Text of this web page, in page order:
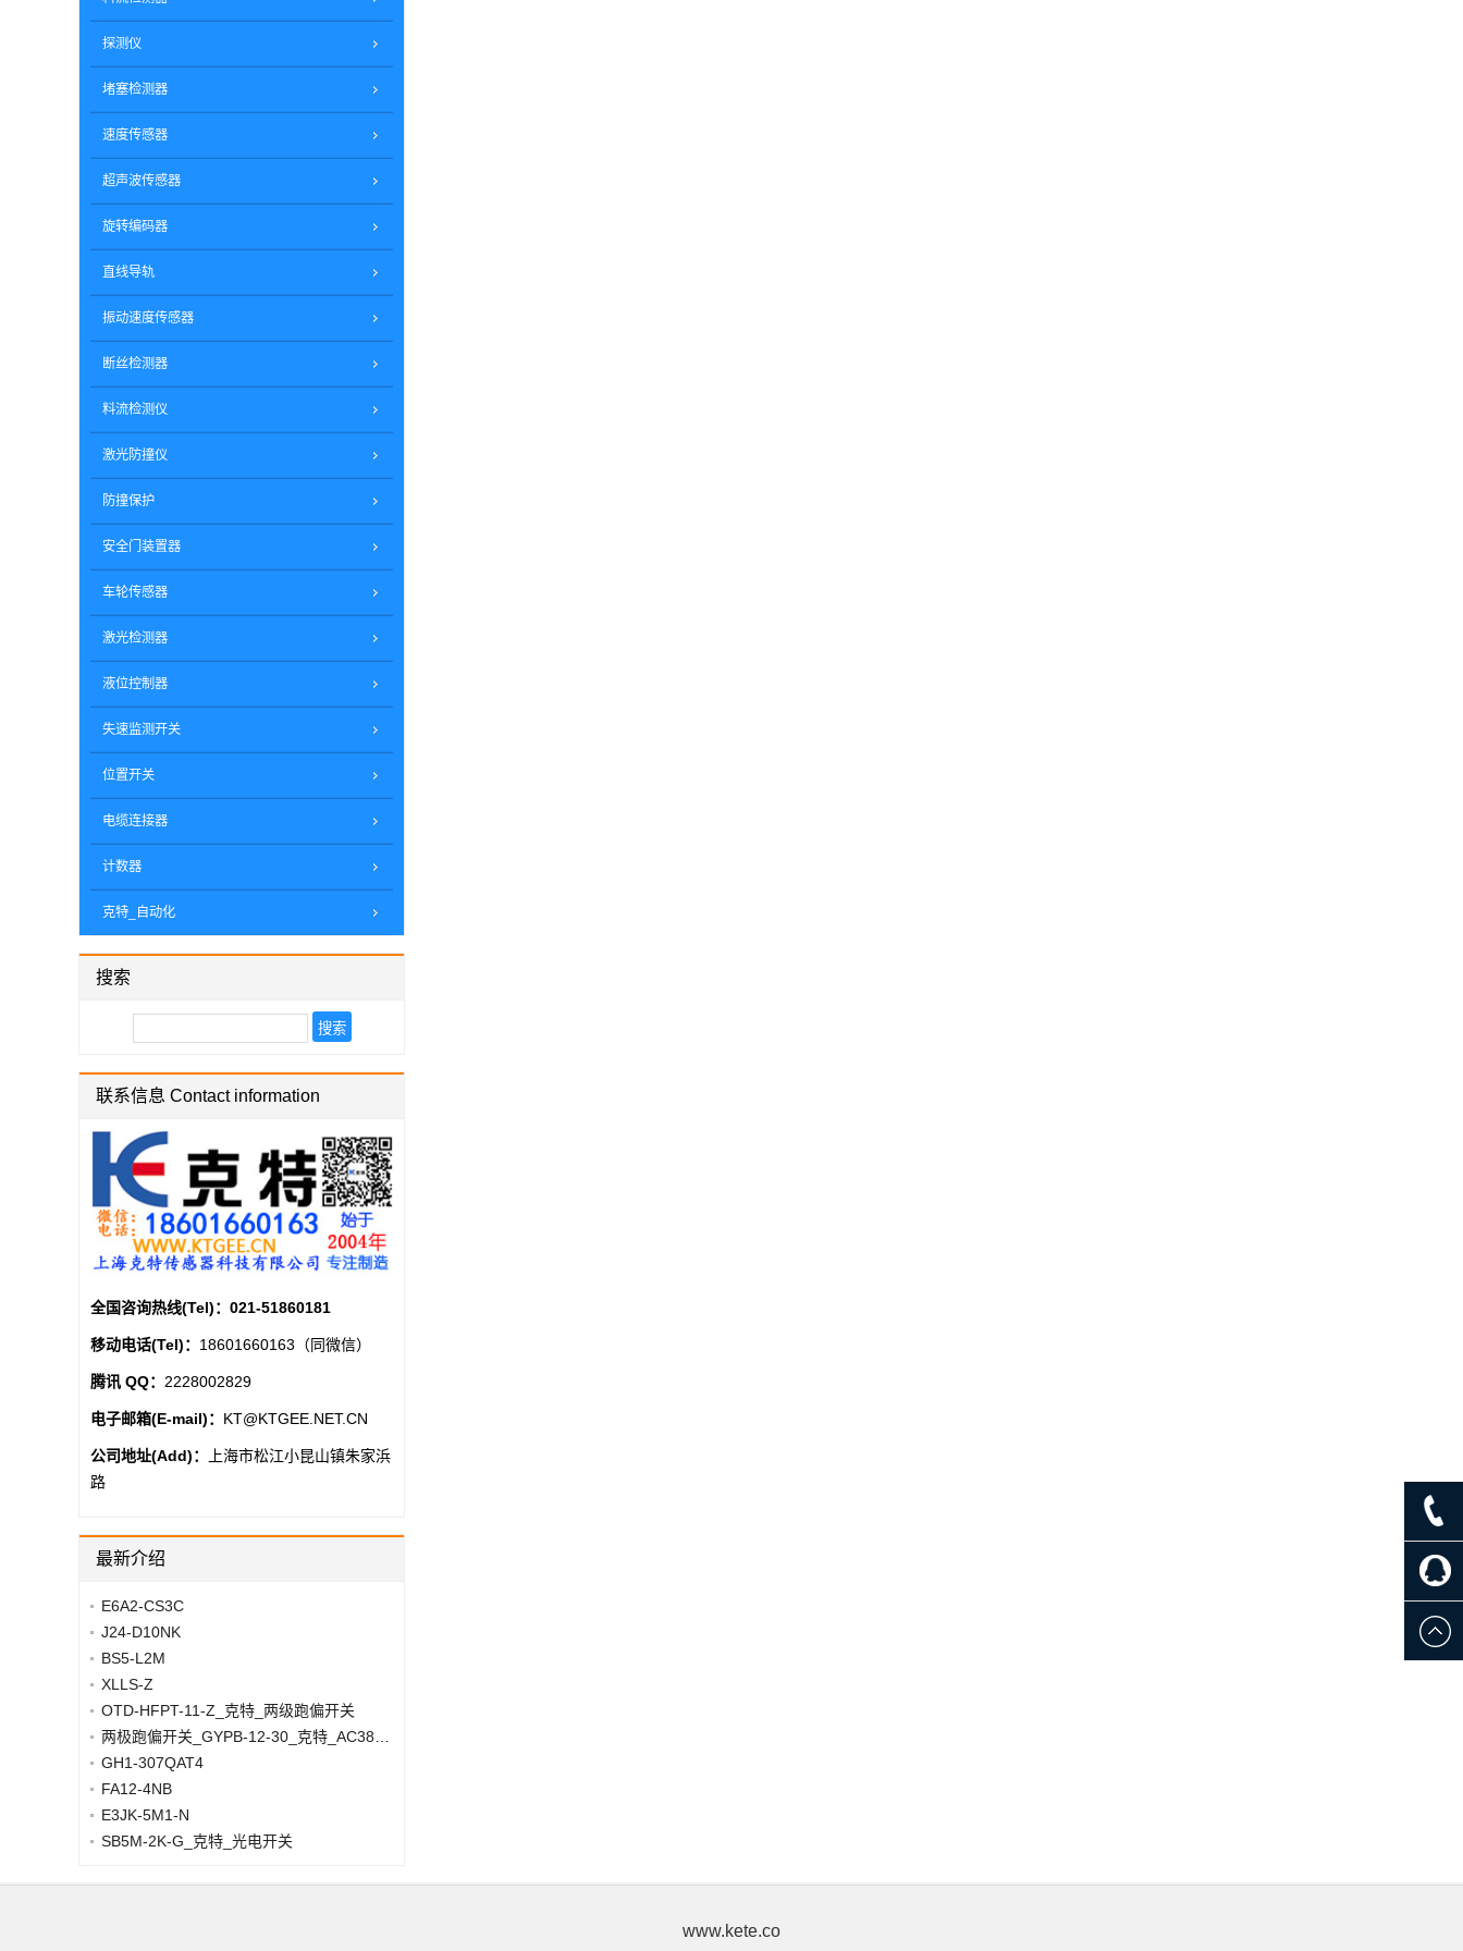
探测仪
堵塞检测器
速度传感器
超声波传感器
旋转编码器
直线导轨
振动速度传感器
断丝检测器
料流检测仪
激光防撞仪
防撞保护
安全门装置器
车轮传感器
激光检测器
液位控制器
失速监测开关
位置开关
电缆连接器
计数器
克特_自动化
搜索
联系信息 Contact information
全国咨询热线(Tel)： 021-51860181
移动电话(Tel)： 18601660163（同微信）
腾讯 QQ： 2228002829
电子邮箱(E-mail)： KT@KTGEE.NET.CN
公司地址(Add)：
上海市松江小昆山镇朱家浜
路
最新介绍
E6A2-CS3C
J24-D10NK
BS5-L2M
XLLS-Z
OTD-HFPT-11-Z_克特_两级跑偏开关
GH1-307QAT4
FA12-4NB
E3JK-5M1-N
SB5M-2K-G_克特_光电开关
www.kete.co